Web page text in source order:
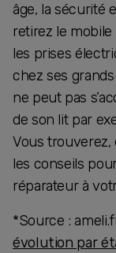
âge, la sécurité
retirez le
les prises
chez ses
ne peut pas
de son lit par
Vous trouverez,
les conseils
réparateur à
*Source :
évolution par